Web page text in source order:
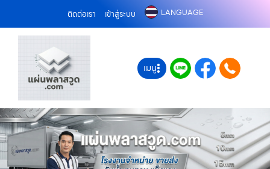
ติดต่อเรา เข้าสู่ระบบ LANGUAGE
เมนู